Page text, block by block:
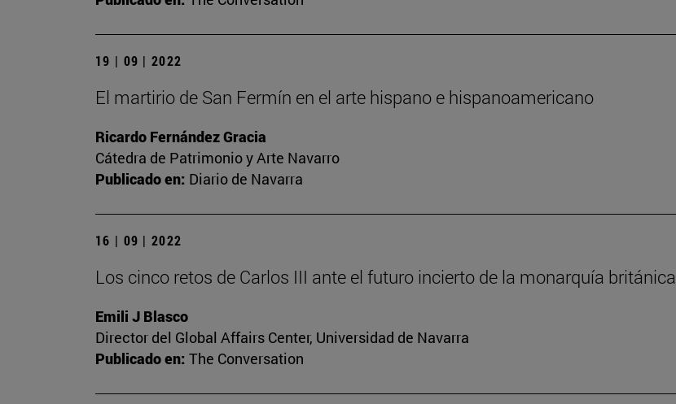
19 | 09 | 2022
El martirio de San Fermín en el arte hispano e hispanoamericano
Ricardo Fernández Gracia
Cátedra de Patrimonio y Arte Navarro
Publicado en: Diario de Navarra
16 | 09 | 2022
Los cinco retos de Carlos III ante el futuro incierto de la monarquía británica
Emili J Blasco
Director del Global Affairs Center, Universidad de Navarra
Publicado en: The Conversation